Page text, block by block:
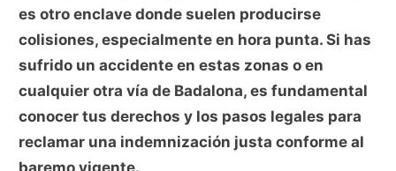
es otro enclave donde suelen producirse
colisiones, especialmente en hora punta. Si has
sufrido un accidente en estas zonas o en
cualquier otra vía de Badalona, es fundamental
conocer tus derechos y los pasos legales para
reclamar una indemnización justa conforme al
baremo vigente.